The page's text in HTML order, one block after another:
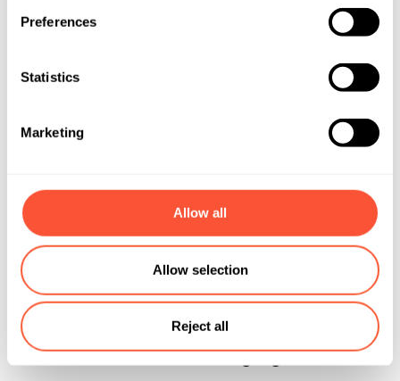
Preferences
Statistics
Marketing
Allow all
Allow selection
Reject all
an
Bezeichnet die Zweigstelle
Der SWIFT-Code für die Swissquote Bank (der derselbe
ist wie der für Yuh) lautet zum Beispiel SWQBCHZZXXX:
: Ländercode für die Schweiz.
ZZ: Standortcode für den Hauptsitz der Bank.
: Bezeichnet die Hauptniederlassung
Gebühren und andere Überlegungen